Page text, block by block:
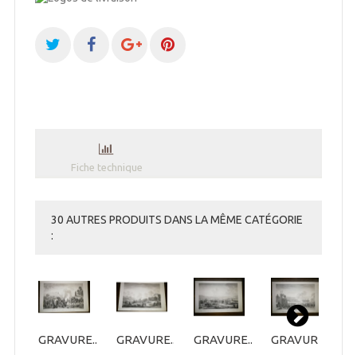
Fiche technique
30 AUTRES PRODUITS DANS LA MÊME CATÉGORIE
:
GRAVURE... GRAVURE... GRAVURE... GRAVURE...